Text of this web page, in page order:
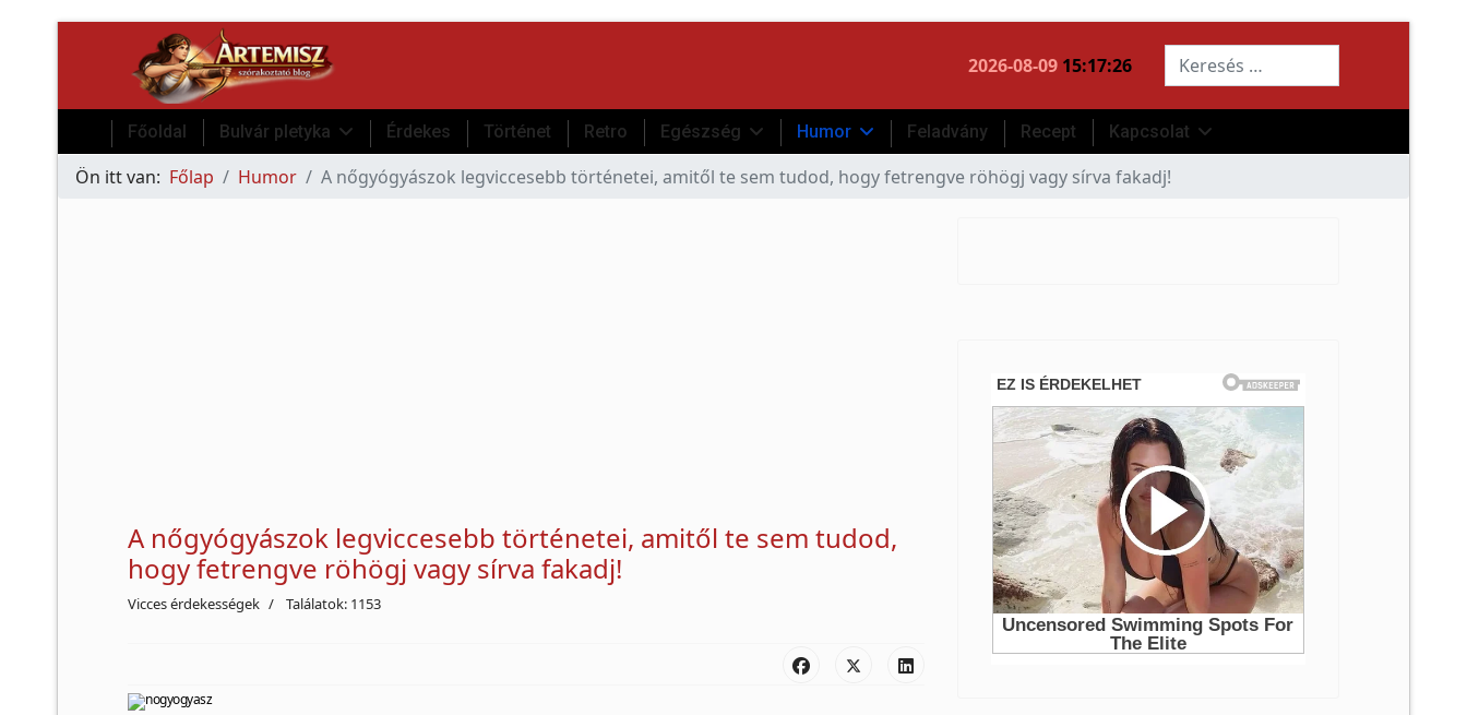
2026-08-09 15:17:26 Keresés...
Főoldal Bulvár pletyka Érdekes Történet Retro Egészség Humor Feladvány Recept Kapcsolat
Ön itt van: Főlap Humor A nőgyógyászok legviccesebb történetei, amitől te sem tudod, hogy fetrengve röhögj vagy sírva fakadj!
A nőgyógyászok legviccesebb történetei, amitől te sem tudod,
hogy fetrengve röhögj vagy sírva fakadj!
Vicces érdekességek Találatok: 1153